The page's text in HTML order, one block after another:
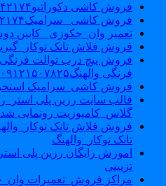
فروش کاشی دکوراتیو۸۸۰۴۲۱۷۴_فروش کاشی بین کابینتی
فروش کاشی _سرامیک۸۸۰۴۲۱۷۴
تعمیر وان_جکوزی_ کابین دوش۸۸۰۴۲۱۷۴
فروش فلاش تانک توکار_گبریت۸۸۰۴۲۱۷۴
فروش پیچ درب توالت
فرنگی والهنگ۰۹۱۲۱۵۰۷۸۲۵
فروش کاشی_سرامیک استخر
قالب سایت رزین پلی
گلاس_کامپوزیت رونمایی شد
فروش فلاش تانک
تانک توکار_والهنگ
اموزش رایگان رزین پلی
تزیینی
مراکز فروش_تعمیرات